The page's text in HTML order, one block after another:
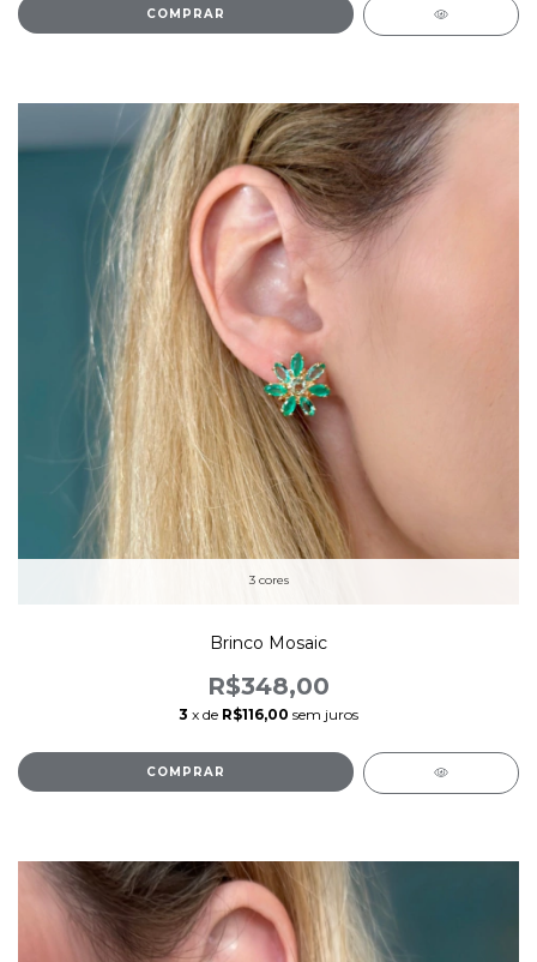
COMPRAR
3 cores
Brinco Mosaic
R$348,00
3 x de R$116,00 sem juros
COMPRAR